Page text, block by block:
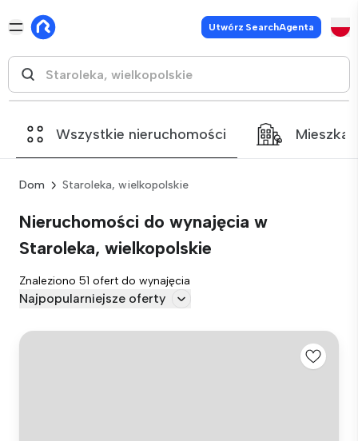
Utwórz SearchAgenta
Wszystkie nieruchomości
Dom Staroleka, wielkopolskie
Nieruchomości do wynajęcia w
Staroleka, wielkopolskie
Znaleziono 51 ofert do wynajęcia
Najpopularniejsze oferty